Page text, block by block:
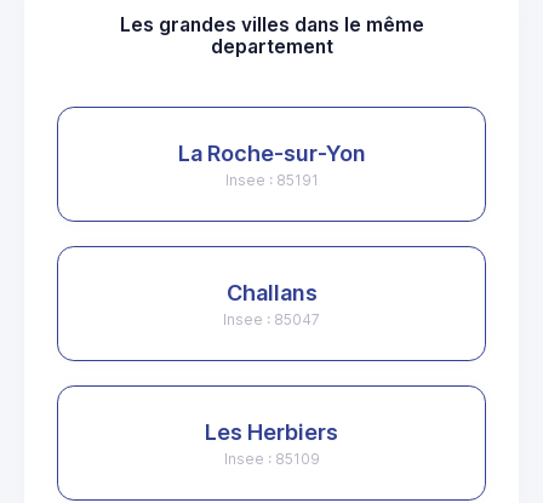
Les grandes villes dans le même
departement
La Roche-sur-Yon
Insee : 85191
Challans
Insee : 85047
Les Herbiers
Insee : 85109